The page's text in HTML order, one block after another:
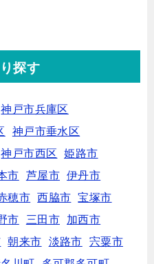
探す
神戸市兵庫区
神戸市垂水区
神戸市西区
姫路市
市 芦屋市 伊丹市
穂市 西脇市
宝塚市
市 三田市
加西市
朝来市 淡路市
宍粟市